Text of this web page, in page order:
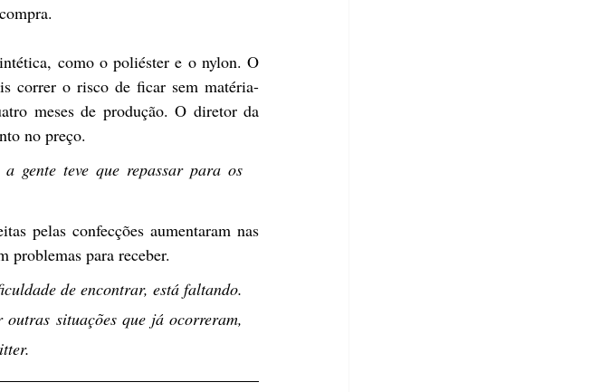
como o poliéster e o nylon. O
correr o risco de ficar sem matéria-
meses de produção. O diretor da
no preço.
gente teve que repassar para os
pelas confecções aumentaram nas
problemas para receber.
de encontrar, está faltando.
situações que já ocorreram,